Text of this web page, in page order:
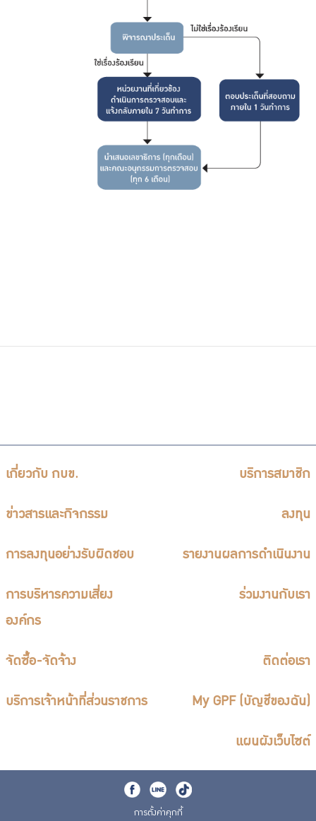
เกี่ยวกับ กบข. บริการสมาชิก
ข่าวสารและกิจกรรม ลงทุน
การลงทุนอย่างรับผิดชอบ รายงานผลการดำเนินงาน
การบริหารความเสี่ยง
องค์กร
ร่วมงานกับเรา
จัดซื้อ-จัดจ้าง ติดต่อเรา
บริการเจ้าหน้าที่ส่วนราชการ My GPF (บัญชีของฉัน)
แผนผังเว็บไซต์
การตั้งค่าคุกกี้